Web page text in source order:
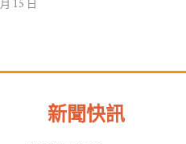
15 日
新聞快訊